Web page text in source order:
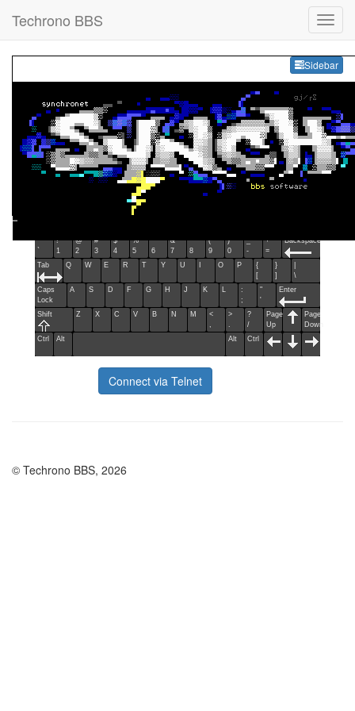
Techrono BBS
Sidebar
~
`
!
1
@
2
#
3
$
4
%
5
^
6
&
7
*
8
(
9
)
0
_
-
+
=
Backspace
Tab Q W E R T Y U O P
{
[
}
]
\
Caps
Lock
A S D F G H J K L
:
;
"
'
Enter
Shift Z X C V B N M
<
,
>
.
?
/
Page
Up
Page
Down
Ctrl
Alt Alt Ctrl
Connect via Telnet
© Techrono BBS, 2026